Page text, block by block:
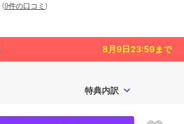
(9件の口コミ )
8月9日23:59まで
特典内訳